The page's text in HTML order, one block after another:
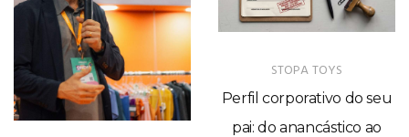
STOPA TOYS
Perfil corporativo do seu
IMOVAÇÃO
Tecnologia catarinense
revela o segredo das